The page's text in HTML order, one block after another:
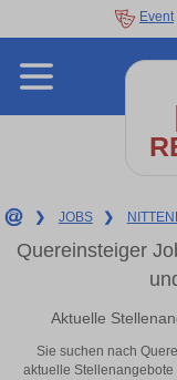
Event
❯ JOBS ❯
Quereinsteiger
Aktuelle
Sie suchen nach
aktuelle Stellenangebote